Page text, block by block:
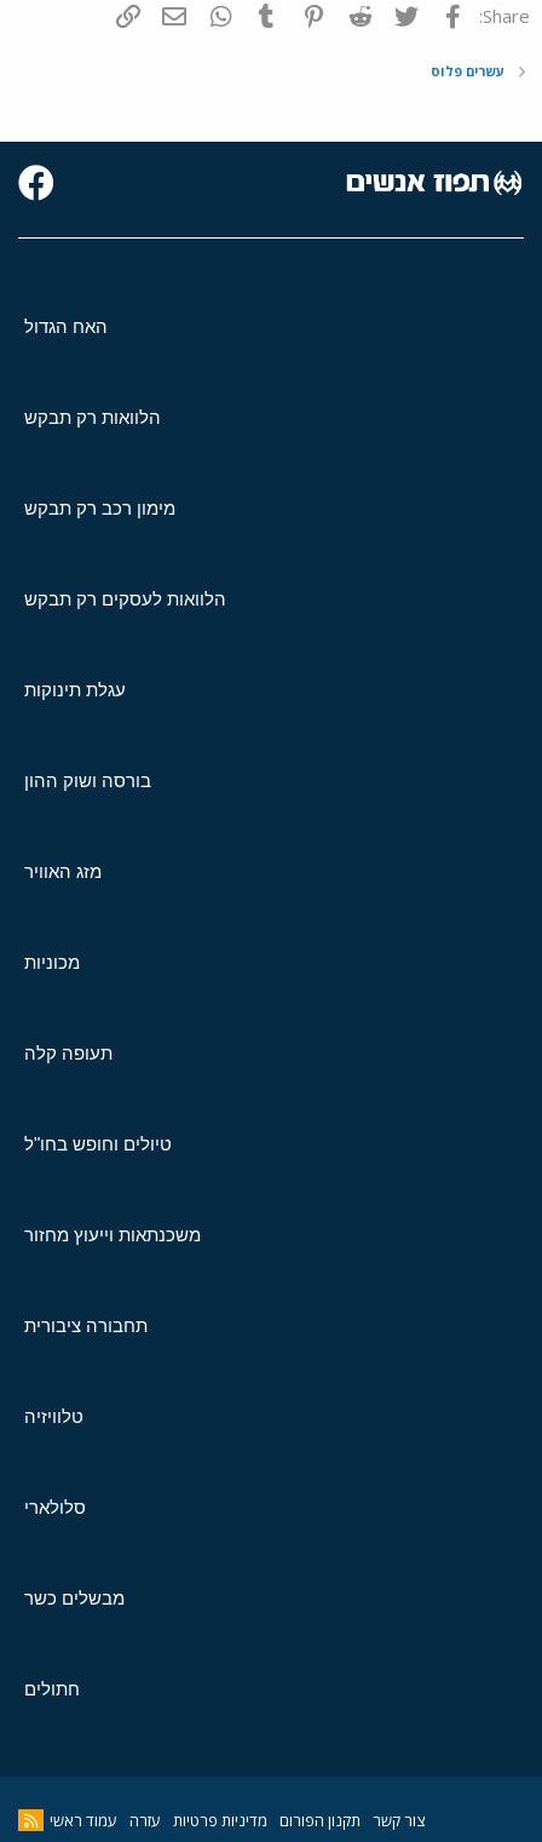
Share: פייסבוק Twitter
Reddit
Pinterest
Tumblr
WhatsAppדואר אלקטרוני
עשרים פלוס
האח הגדול
הלוואות רק תבקש
מימון רכב רק תבקש
הלוואות לעסקים רק תבקש
עגלת תינוקות
בורסה ושוק ההון
מזג האוויר
מכוניות
תעופה קלה
טיולים וחופש בחו"ל
משכנתאות וייעוץ מחזור
תחבורה ציבורית
טלוויזיה
סלולארי
מבשלים כשר
חתולים
צור קשר תקנון הפורום מדיניות פרטיות עזרה עמוד ראשי